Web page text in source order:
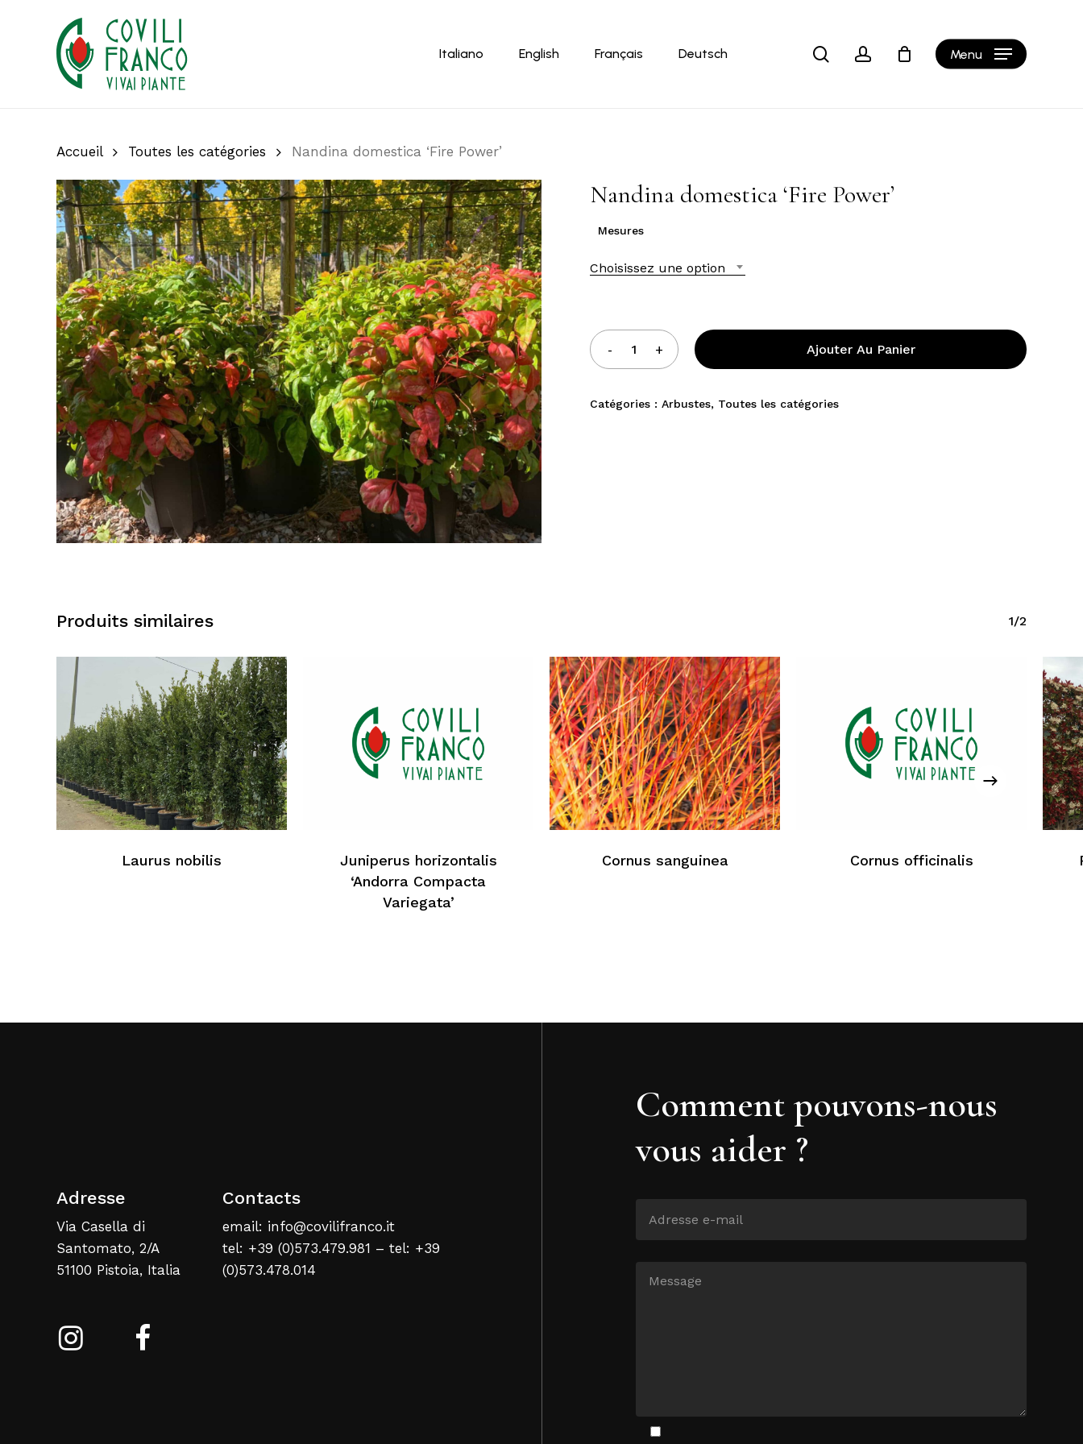
Italiano English Français Deutsch searchaccount Menu Cart
Aucun produit dans le panier
Retour À La Liste Web
Accueil Toutes les catégories Nandina domestica ‘Fire Power’
Nandina domestica ‘Fire Power’
Mesures
Choisissez une option
Ajouter Au Panier
Catégories :Arbustes, Toutes les catégories
Produits similaires 1/2
Laurus nobilis
Juniperus horizontalis
‘Andorra Compacta
Variegata’
Cornus sanguinea Cornus officinalis
Adresse
Via Casella di
Santomato, 2/A
51100 Pistoia, Italia
Contacts
email: info@covilifranco.it
tel: +39 (0)573.479.981 – tel: +39
(0)573.478.014
Comment pouvons-nous
vous aider ?